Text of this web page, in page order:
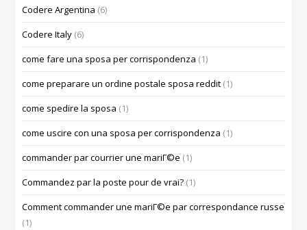
Codere Argentina (6)
Codere Italy (6)
come fare una sposa per corrispondenza (1)
come preparare un ordine postale sposa reddit (1)
come spedire la sposa (1)
come uscire con una sposa per corrispondenza (1)
commander par courrier une mariГ©e (1)
Commandez par la poste pour de vrai? (1)
Comment commander une mariГ©e par correspondance russe
(1)